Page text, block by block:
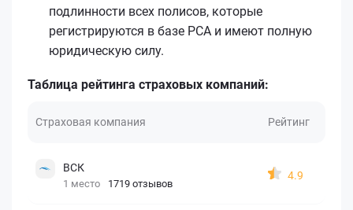
подлинности всех полисов, которые
регистрируются в базе РСА и имеют полную
юридическую силу.
Таблица рейтинга страховых компаний:
Страховая компания Рейтинг
ВСК
1 место 1719 отзывов
4.9